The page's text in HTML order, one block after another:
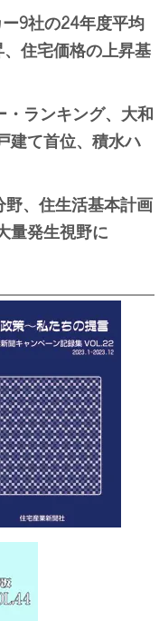
9社の24年度平均
住宅価格の上昇基
・ランキング、大和
建て首位、積水ハ
野、住生活基本計画
量発生視野に